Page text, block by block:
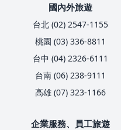
國內外旅遊
台北 (02) 2547-1155
桃園 (03) 336-8811
台中 (04) 2326-6111
台南 (06) 238-9111
高雄 (07) 323-1166
企業服務、員工旅遊